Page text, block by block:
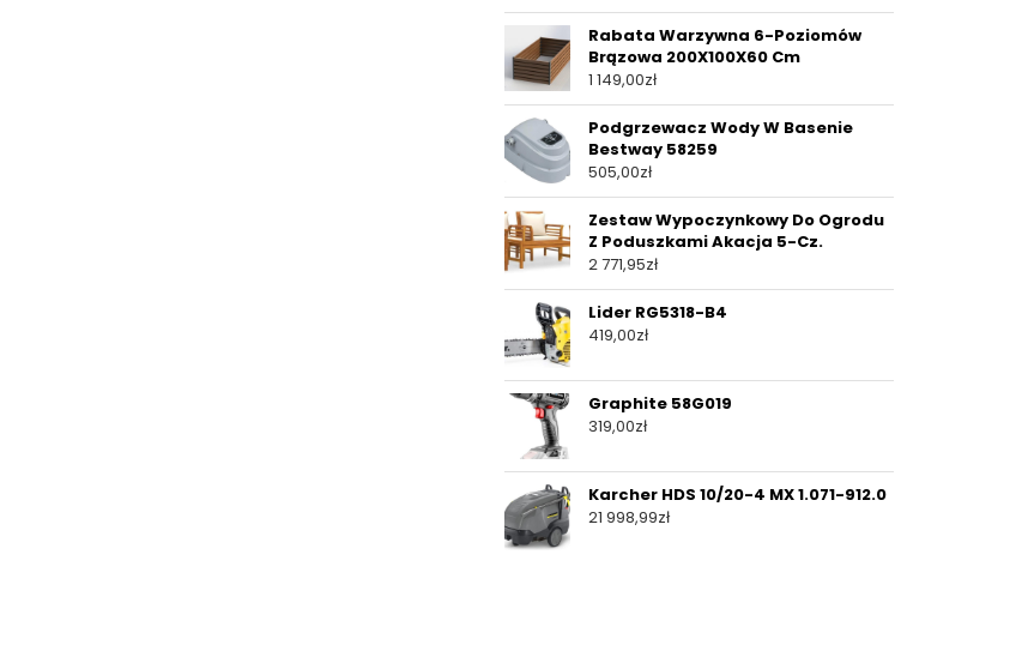
Rabata Warzywna 6-Poziomów
Brązowa 200X100X60 Cm
1 149,00zł
Podgrzewacz Wody W Basenie
Bestway 58259
505,00zł
Zestaw Wypoczynkowy Do Ogrodu
Z Poduszkami Akacja 5-Cz.
2 771,95zł
Lider RG5318-B4
419,00zł
Graphite 58G019
319,00zł
Karcher HDS 10/20-4 MX 1.071-912.0
21 998,99zł